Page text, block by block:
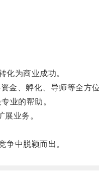
为商业成功。
、孵化、导师等全方位
业的帮助。
业务。
中脱颖而出。